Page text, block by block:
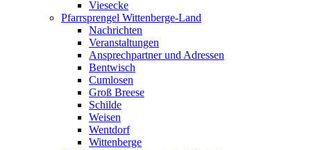
Viesecke
Pfarrsprengel Wittenberge-Land
Nachrichten
Veranstaltungen
Ansprechpartner und Adressen
Bentwisch
Cumlosen
Groß Breese
Schilde
Weisen
Wentdorf
Wittenberge